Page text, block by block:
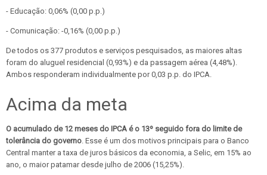
- Educação: 0,06% (0,00 p.p.)
- Comunicação: -0,16% (0,00 p.p.)
De todos os 377 produtos e serviços pesquisados, as maiores altas
foram do aluguel residencial (0,93%) e da passagem aérea (4,48%).
Ambos responderam individualmente por 0,03 p.p. do IPCA.
Acima da meta
O acumulado de 12 meses do IPCA é o 13º seguido fora do limite de
tolerância do governo . Esse é um dos motivos principais para o Banco
Central manter a taxa de juros básicos da economia, a Selic, em 15% ao
ano, o maior patamar desde julho de 2006 (15,25%).